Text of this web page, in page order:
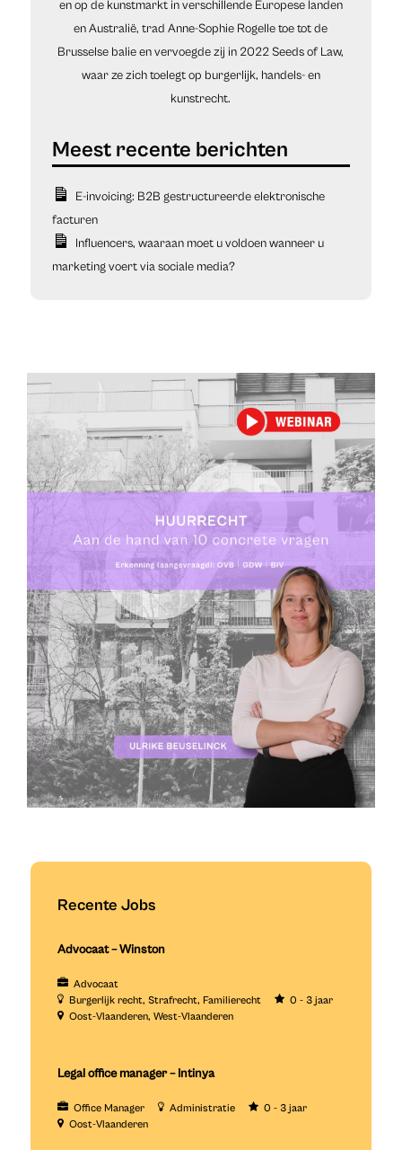
en op de kunstmarkt in verschillende Europese landen
en Australië, trad Anne-Sophie Rogelle toe tot de
Brusselse balie en vervoegde zij in 2022 Seeds of Law,
waar ze zich toelegt op burgerlijk, handels- en
kunstrecht.
E-invoicing: B2B gestructureerde elektronische
facturen
Influencers, waaraan moet u voldoen wanneer u
marketing voert via sociale media?
Recente Jobs
Advocaat – Winston
Advocaat
Burgerlijk recht Strafrecht Familierecht
0 - 3 jaar
Oost-Vlaanderen West-Vlaanderen
Legal office manager – Intinya
Office Manager Administratie
0 - 3 jaar
Oost-Vlaanderen